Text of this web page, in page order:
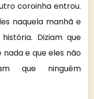
coroinha entrou.
naquela manhã e
Diziam que
nada e que eles não
que ninguém